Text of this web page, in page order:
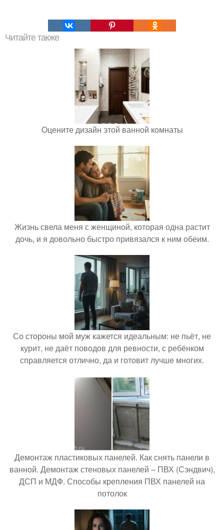
Читайте также
Оцените дизайн этой ванной комнаты
Жизнь свела меня с женщиной, которая одна растит
дочь, и я довольно быстро привязался к ним обеим.
Со стороны мой муж кажется идеальным: не пьёт, не
курит, не даёт поводов для ревности, с ребёнком
справляется отлично, да и готовит лучше многих.
Демонтаж пластиковых панелей. Как снять панели в
ванной. Демонтаж стеновых панелей – ПВХ (Сэндвич),
ДСП и МДФ. Способы крепления ПВХ панелей на
потолок